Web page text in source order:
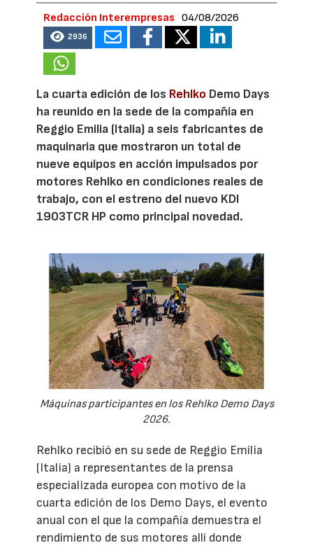
Redacción Interempresas 04/08/2026
2936
La cuarta edición de los Rehlko Demo Days
ha reunido en la sede de la compañía en
Reggio Emilia (Italia) a seis fabricantes de
maquinaria que mostraron un total de
nueve equipos en acción impulsados por
motores Rehlko en condiciones reales de
trabajo, con el estreno del nuevo KDI
1903TCR HP como principal novedad.
Máquinas participantes en los Rehlko Demo Days
2026.
Rehlko recibió en su sede de Reggio Emilia
(Italia) a representantes de la prensa
especializada europea con motivo de la
cuarta edición de los Demo Days, el evento
anual con el que la compañía demuestra el
rendimiento de sus motores allí donde